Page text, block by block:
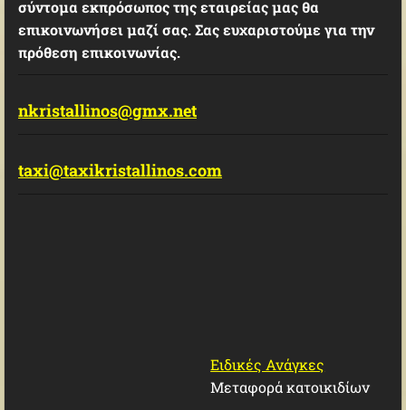
σύντομα εκπρόσωπος της εταιρείας μας θα
επικοινωνήσει μαζί σας. Σας ευχαριστούμε για την
πρόθεση επικοινωνίας.
nkristallinos@gmx.net
taxi@taxikristallinos.com
Ειδικές Ανάγκες
Μεταφορά κατοικιδίων